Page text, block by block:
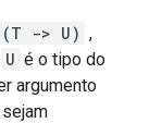
(T -> U) ,
U é o tipo do
argumento